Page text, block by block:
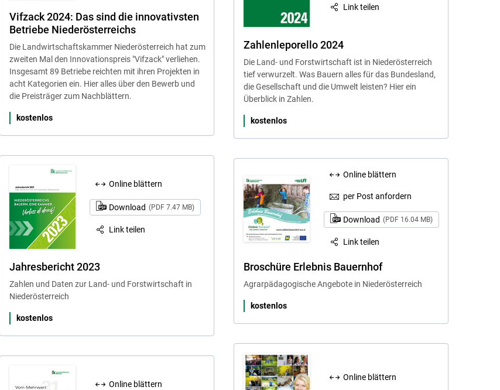
Vifzack 2024: Das sind die innovativsten
Betriebe Niederösterreichs
Die Landwirtschaftskammer Niederösterreich hat zum
zweiten Mal den Innovationspreis "Vifzack" verliehen.
Insgesamt 89 Betriebe reichten mit ihren Projekten in
acht Kategorien ein. Hier alles über den Bewerb und
die Preisträger zum Nachblättern.
kostenlos
Link teilen
Zahlenleporello 2024
Die Land- und Forstwirtschaft ist in Niederösterreich
tief verwurzelt. Was Bauern alles für das Bundesland,
die Gesellschaft und die Umwelt leisten? Hier ein
Überblick in Zahlen.
kostenlos
Online blättern
Download (PDF 7.47 MB)
Link teilen
Jahresbericht 2023
Zahlen und Daten zur Land- und Forstwirtschaft in
Niederösterreich
kostenlos
Online blättern
per Post anfordern
Download (PDF 16.04 MB)
Link teilen
Broschüre Erlebnis Bauernhof
Agrarpädagogische Angebote in Niederösterreich
kostenlos
Online blättern
Online blättern